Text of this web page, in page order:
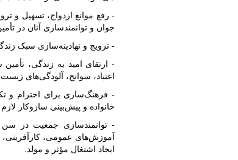
- رفع موانع ازدواج، تسهیل و
جوان و توانمندسازی آنان در
- ترویج و نهادینه‌سازی سبک
- ارتقای امید به زندگی،
اعتیاد، سوانح، آلودگی‌های
- فرهنگ‌سازی برای احترام و
خانواده و پیش‌بینی سازوکار
- توانمندسازی جمعیت در سن
آموزش‌های عمومی،
ایجاد اشتغال مؤثر و مولد.